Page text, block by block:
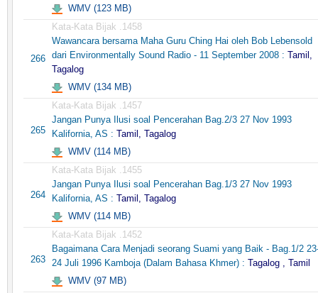
WMV (123 MB)
266
Kata-Kata Bijak .1458
Wawancara bersama Maha Guru Ching Hai oleh Bob Lebensold
dari Environmentally Sound Radio - 11 September 2008 : Tamil,
Tagalog
WMV (134 MB)
265
Kata-Kata Bijak .1457
Jangan Punya Ilusi soal Pencerahan Bag.2/3 27 Nov 1993
Kalifornia, AS : Tamil, Tagalog
WMV (114 MB)
264
Kata-Kata Bijak .1455
Jangan Punya Ilusi soal Pencerahan Bag.1/3 27 Nov 1993
Kalifornia, AS : Tamil, Tagalog
WMV (114 MB)
263
Kata-Kata Bijak .1452
Bagaimana Cara Menjadi seorang Suami yang Baik - Bag.1/2
24 Juli 1996 Kamboja (Dalam Bahasa Khmer) : Tagalog , Tamil
WMV (97 MB)